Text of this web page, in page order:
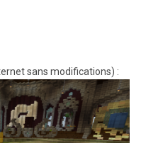
sans modifications) :